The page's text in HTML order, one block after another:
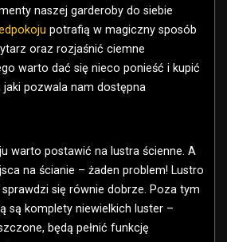
naszej garderoby do siebie
potrafią w magiczny sposób
oraz rozjaśnić ciemne
warto dać się nieco ponieść i kupić
jaki pozwala nam dostępna
warto postawić na lustra ścienne. A
na ścianie – żaden problem! Lustro
się równie dobrze. Poza tym
są komplety niewielkich luster –
będą pełnić funkcję